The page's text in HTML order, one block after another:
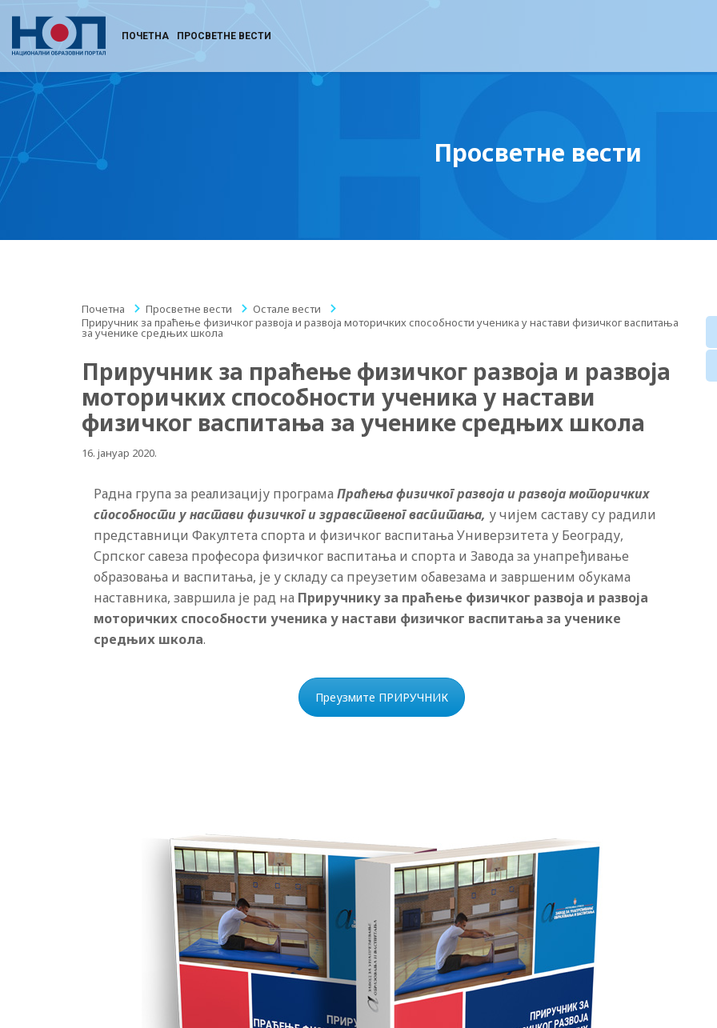
ПОЧЕТНА ПРОСВЕТНЕ ВЕСТИ
Просветне вести
Почетна / Просветне вести / Остале вести
/
Приручник за праћење физичког развоја и развоја моторичких способности ученика у настави физичког васпитања
за ученике средњих школа
Приручник за праћење физичког развоја и развоја
моторичких способности ученика у настави
физичког васпитања за ученике средњих школа
16. јануар 2020.
Радна група за реализацију програма Праћења физичког развоја и развоја моторичких
способности у настави физичког и здравственог васпитања, у чијем саставу су радили
представници Факултета спорта и физичког васпитања Универзитета у Београду,
Српског савеза професора физичког васпитања и спорта и Завода за унапређивање
образовања и васпитања, је у складу са преузетим обавезама и завршеним обукама
наставника, завршила је рад на Приручнику за праћење физичког развоја и развоја
моторичких способности ученика у настави физичког васпитања за ученике
средњих школа.
Преузмите ПРИРУЧНИК